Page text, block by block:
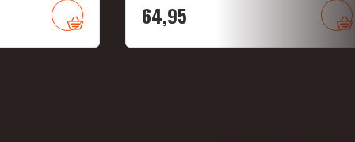
64,95